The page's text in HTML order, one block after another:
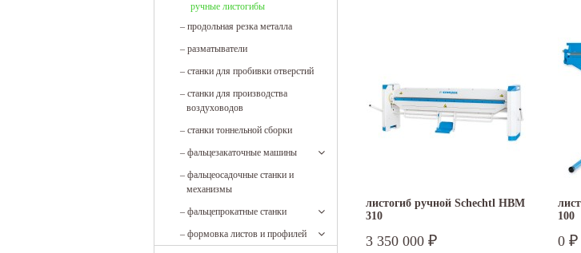
ручные листогибы
– продольная резка металла
– разматыватели
– станки для пробивки отверстий
– станки для производства
воздуховодов
– станки тоннельной сборки
– фальцезакаточные машины
– фальцеосадочные станки и
механизмы
– фальцепрокатные станки
– формовка листов и профилей
листогиб ручной Schechtl HBM
310
3 350 000 ₽
100
0 ₽